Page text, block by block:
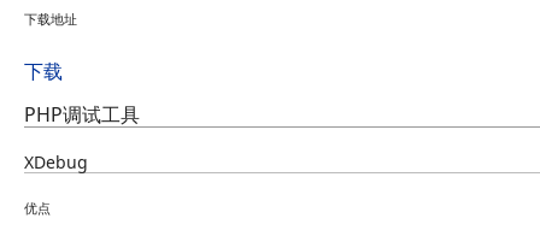
下载地址
下载
PHP调试工具
XDebug
优点